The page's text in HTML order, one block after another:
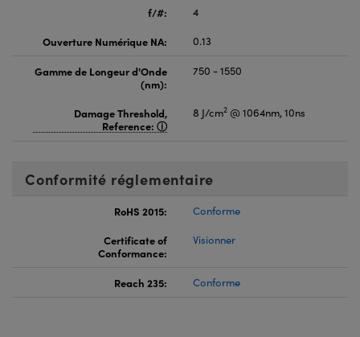
f/#:
4
Ouverture Numérique NA:
0.13
Gamme de Longeur d'Onde
(nm):
750 - 1550
Damage Threshold,
Reference:
8 J/cm2 @ 1064nm, 10ns
Conformité réglementaire
RoHS 2015:
Conforme
Certificate of
Conformance:
Visionner
Reach 235: Conforme